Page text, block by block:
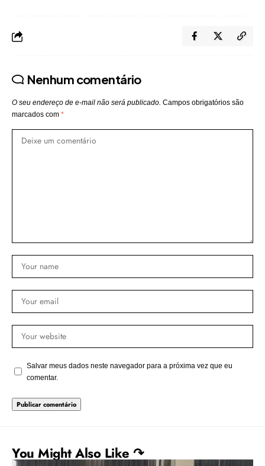
Nenhum comentário
O seu endereço de e-mail não será publicado. Campos obrigatórios são
marcados com *
Salvar meus dados neste navegador para a próxima vez que eu
comentar.
You Might Also Like ↷